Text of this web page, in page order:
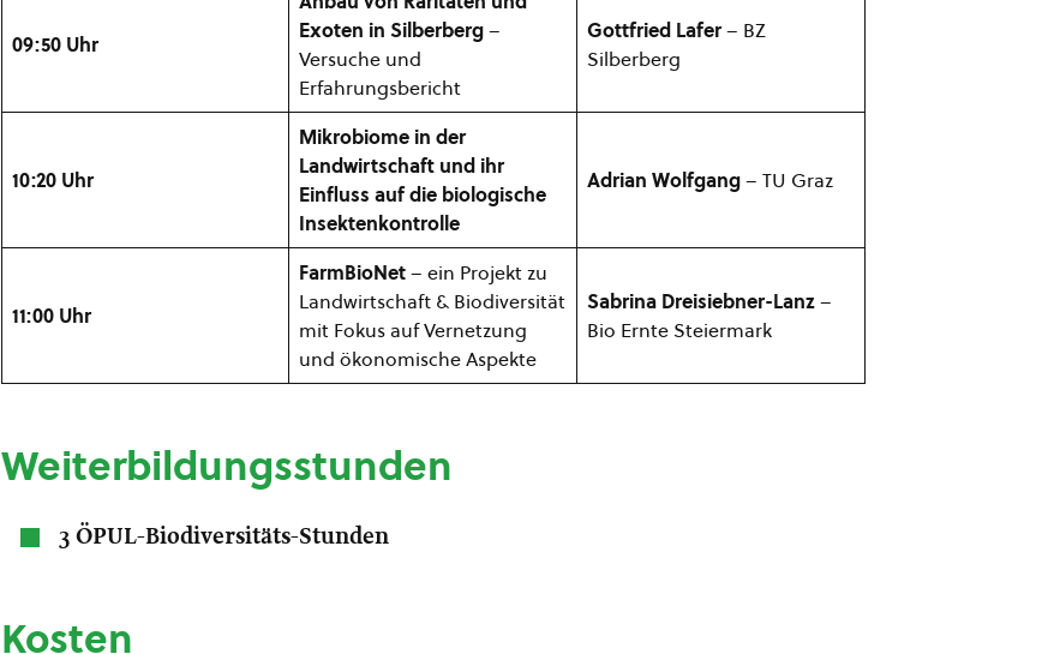
09:50 Uhr
Exoten in Silberberg–
Versuche und
Erfahrungsbericht
Gottfried Lafer– BZ
Silberberg
10:20 Uhr
Mikrobiome in der
Landwirtschaft und ihr
Einfluss auf die biologische
Insektenkontrolle
Adrian Wolfgang– TU Graz
11:00 Uhr
FarmBioNet– ein Projekt zu
Landwirtschaft & Biodiversität
mit Fokus auf Vernetzung
und ökonomische Aspekte
Sabrina Dreisiebner-Lanz–
Bio Ernte Steiermark
Weiterbildungsstunden
3 ÖPUL-Biodiversitäts-Stunden
Kosten